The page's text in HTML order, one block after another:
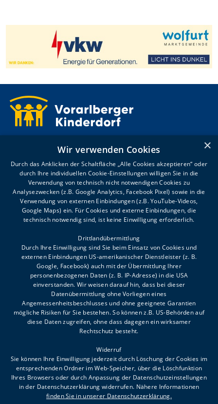
6900 Bregenz
T +43 5574 4992-0
willkommen@voki.at
Sommeröffnungszeiten:
MO-DO 8.00-12.00, 13.00-16.00
FR 8.00-12.00
FAQ
Impressum
ES LIEGT AN UNS ALLEN,
WAS AUS KINDERN WIRD.
×
Wir verwenden Cookies
Durch das Anklicken der Schaltfläche „Alle Cookies akzeptieren“ oder
durch Ihre individuellen Cookie-Einstellungen willigen Sie in die
Verwendung von technisch nicht notwendigen Cookies zu
Analysezwecken (z.B. Google Analytics, Facebook Pixel) sowie in die
Verwendung von externen Einbindungen (z.B. YouTube-Videos,
Google Maps) ein. Für Cookies und externe Einbindungen, die
technisch notwendig sind, ist keine Einwilligung erforderlich.
Drittlandübermittlung
Durch Ihre Einwilligung sind Sie beim Einsatz von Cookies und
externen Einbindungen US-amerikanischer Dienstleister (z. B.
Google, Facebook) auch mit der Übermittlung Ihrer
personenbezogenen Daten (z. B. IP-Adresse) in die USA
einverstanden. Wir weisen darauf hin, dass bei dieser
Datenübermittlung ohne Vorliegen eines
Angemessenheitsbeschlusses und ohne geeignete Garantien
mögliche Risiken für Sie bestehen. So können z.B. US-Behörden auf
diese Daten zugreifen, ohne dass dagegen ein wirksamer
Rechtschutz besteht.
Widerruf
Sie können Ihre Einwilligung jederzeit durch Löschung der Cookies im
entsprechenden Ordner im Web-Speicher, über die Löschfunktion
Ihres Browsers oder durch Anpassung der Datenschutzeinstellungen
in der Datenschutzerklärung widerrufen. Nähere Informationen
finden Sie in unserer Datenschutzerklärung.